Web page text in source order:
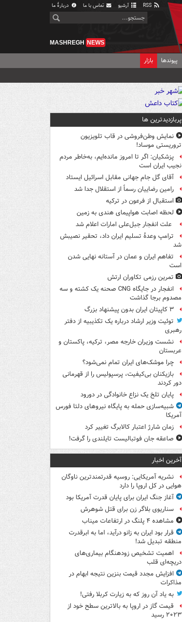
آرشیو تماس با ما دربارهٔ ما
MASHREGH NEWS
پیوندها بازار
پربازدیدترین ها
نمایش وطن‌فروشی در قاب تلویزیون
تروریستی موساد!
پزشکیان: اگر تا امروز مانده‌ایم، به‌خاطر مردم
نجیب ایران است
آقای گل جام جهانی مقابل اسرائیل ایستاد
رامین رضاییان رسماً از استقلال جدا شد
استقبال از فرعون در ترکیه
لحظه اصابت هواپیمای هندی به زمین
علت انفجار جبل‌علی امارات اعلام شد
ترامپ وعدۀ تسلیم ایران داد، تحقیر نصیبش
شد
تفاهم ایران و عمان در آستانه نهایی شدن
است
تمرین رزمی تکاوران ارتش
انفجار در جایگاه CNG صحنه یک کشته و سه
مصدوم برجا گذاشت
۳ کاپیتان ایران بدون پیشنهاد بزرگ
توئیت وزیر ارشاد درباره یک تکذیبیه از دفتر
رهبری
نشست وزیران خارجه مصر، ترکیه، پاکستان و
عربستان
چرا موشک‌های ایران تمام نمی‌شود؟
بازیکنان بی‌کیفیت، پرسپولیس را از قهرمانی
دور کردند
پایان تلخ یک نزاع خانوادگی در دورود
شبیه‌سازی حمله به پایگاه نیروهای دلتا فورس
آمریکا
زمان شارژ اعتبار کالابرگ تغییر کرد
صاعقه جان فوتبالیست تایلندی را گرفت!
آخرین اخبار
نشریه آمریکایی: روسیه قدرتمندترین ناوگان
هوایی در کل اروپا را دارد
آغاز جنگ ایران برای پایان قدرت آمریکا بود
سناریوی بلاگر زن برای قتل شوهرش
مشاهده ۴ پلنگ در ارتفاعات میناب
قرار بود ایران به زانو درآید، اما به ابرقدرت
منطقه تبدیل شد!
اهمیت تشخیص زودهنگام بیماری‌های
دریچه‌ای قلب
افزایش مجدد قیمت بنزین نتیجه ابهام در
مذاکرات
به یاد آن روز که به زیارت کربلا رفتی!
قیمت گاز در اروپا به بالاترین سطح خود از
۲۰۲۳ رسید